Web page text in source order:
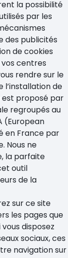
la possibilité
par les
des publicités
de cookies
centres
rendre sur le
l’installation de
est proposé par
regroupés au
(European
en France par
Nous ne
la parfaite
outil
de la
sur ce site
les pages que
disposez
sociaux, ces
navigation sur